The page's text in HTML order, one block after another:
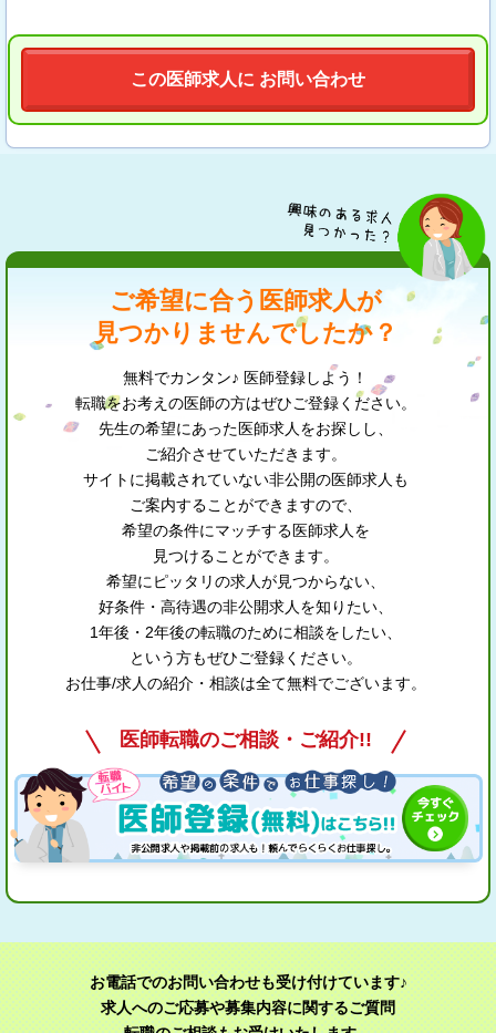
この医師求人に お問い合わせ
ご希望に合う医師求人が
見つかりませんでしたか？
無料でカンタン♪ 医師登録しよう！
転職をお考えの医師の方はぜひご登録ください。
先生の希望にあった医師求人をお探しし、
ご紹介させていただきます。
サイトに掲載されていない非公開の医師求人も
ご案内することができますので、
希望の条件にマッチする医師求人を
見つけることができます。
希望にピッタリの求人が見つからない、
好条件・高待遇の非公開求人を知りたい、
1年後・2年後の転職のために相談をしたい、
という方もぜひご登録ください。
お仕事/求人の紹介・相談は全て無料でございます。
医師転職のご相談・ご紹介!!
お電話でのお問い合わせも受け付けています♪
求人へのご応募や募集内容に関するご質問